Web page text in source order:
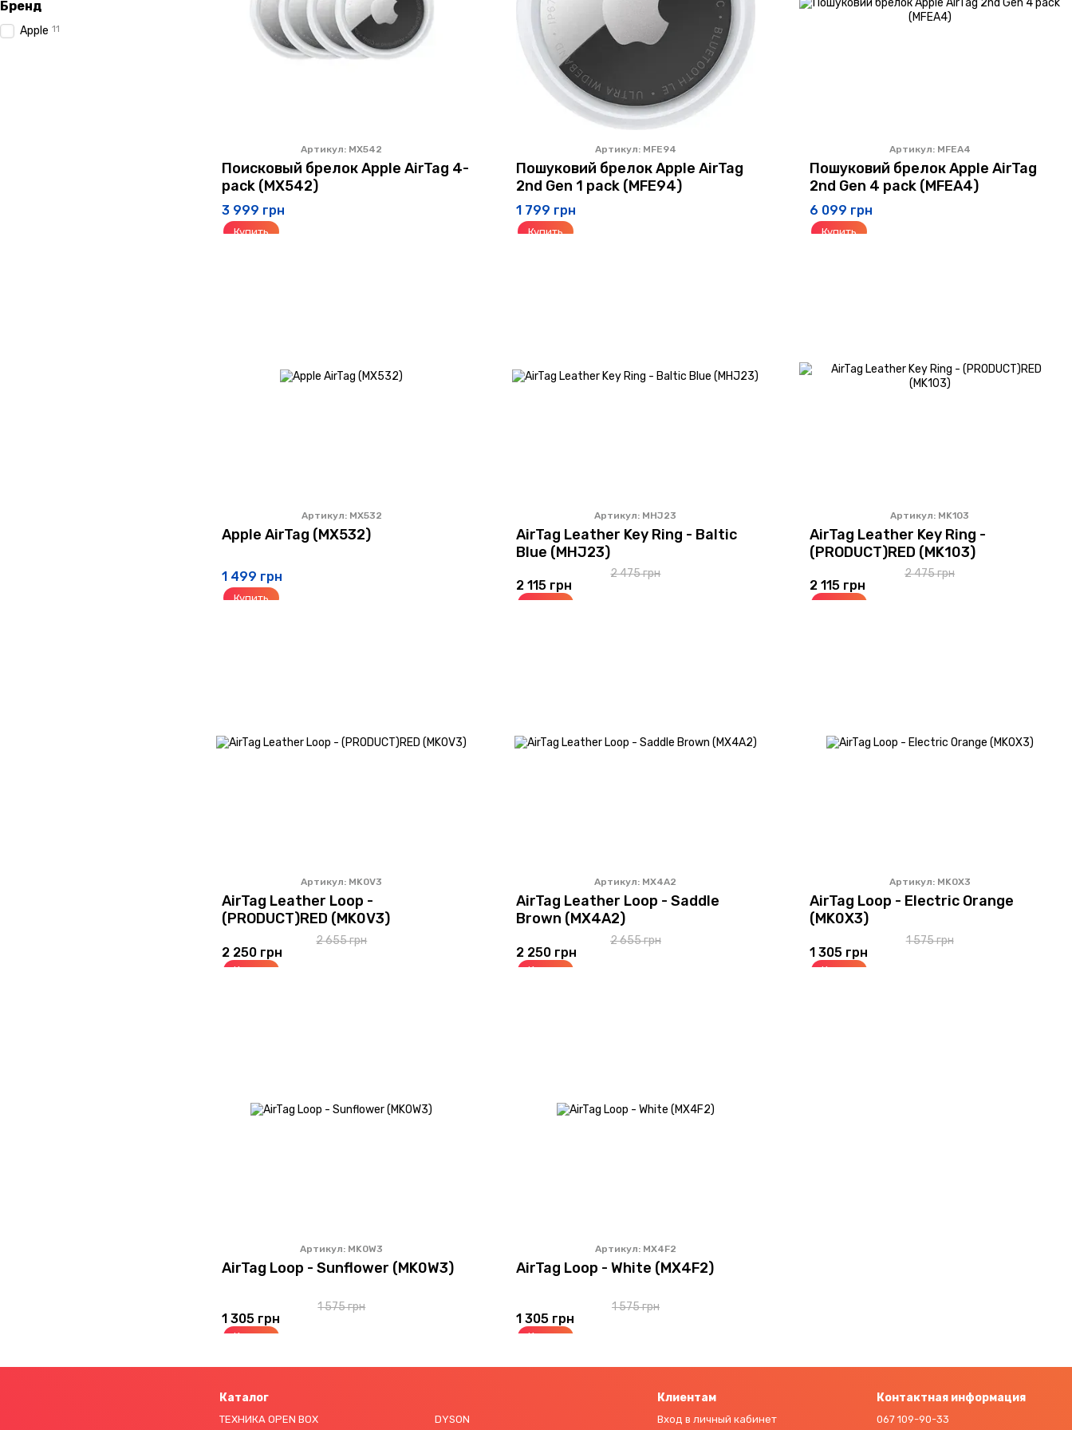
Артикул: MX542
Поисковый брелок Apple AirTag 4-
pack (MX542)
3 999 грн
Купить
Артикул: MFE94
Пошуковий брелок Apple AirTag
2nd Gen 1 pack (MFE94)
1 799 грн
Купить
Артикул: MFEA4
Пошуковий брелок Apple AirTag
2nd Gen 4 pack (MFEA4)
6 099 грн
Купить
Артикул: MX532
Apple AirTag (MX532)
1 499 грн
Купить
Артикул: MHJ23
AirTag Leather Key Ring - Baltic
Blue (MHJ23)
2 475 грн
2 115 грн
Купить
Артикул: MK103
AirTag Leather Key Ring -
(PRODUCT)RED (MK103)
2 475 грн
2 115 грн
Купить
Артикул: MK0V3
AirTag Leather Loop -
(PRODUCT)RED (MK0V3)
2 655 грн
2 250 грн
Купить
Артикул: MX4A2
AirTag Leather Loop - Saddle
Brown (MX4A2)
2 655 грн
2 250 грн
Купить
Артикул: MK0X3
AirTag Loop - Electric Orange
(MK0X3)
1 575 грн
1 305 грн
Купить
Артикул: MK0W3
AirTag Loop - Sunflower (MK0W3)
1 575 грн
1 305 грн
Купить
Артикул: MX4F2
AirTag Loop - White (MX4F2)
1 575 грн
1 305 грн
Купить
Бренд
Apple 11
Каталог
ТЕХНИКА OPEN BOX DYSON
Клиентам
Вход в личный кабинет
Контактная информация
067 109-90-33